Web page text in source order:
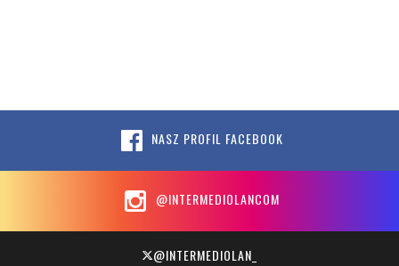
NASZ PROFIL FACEBOOK
@INTERMEDIOLANCOM
@INTERMEDIOLAN_